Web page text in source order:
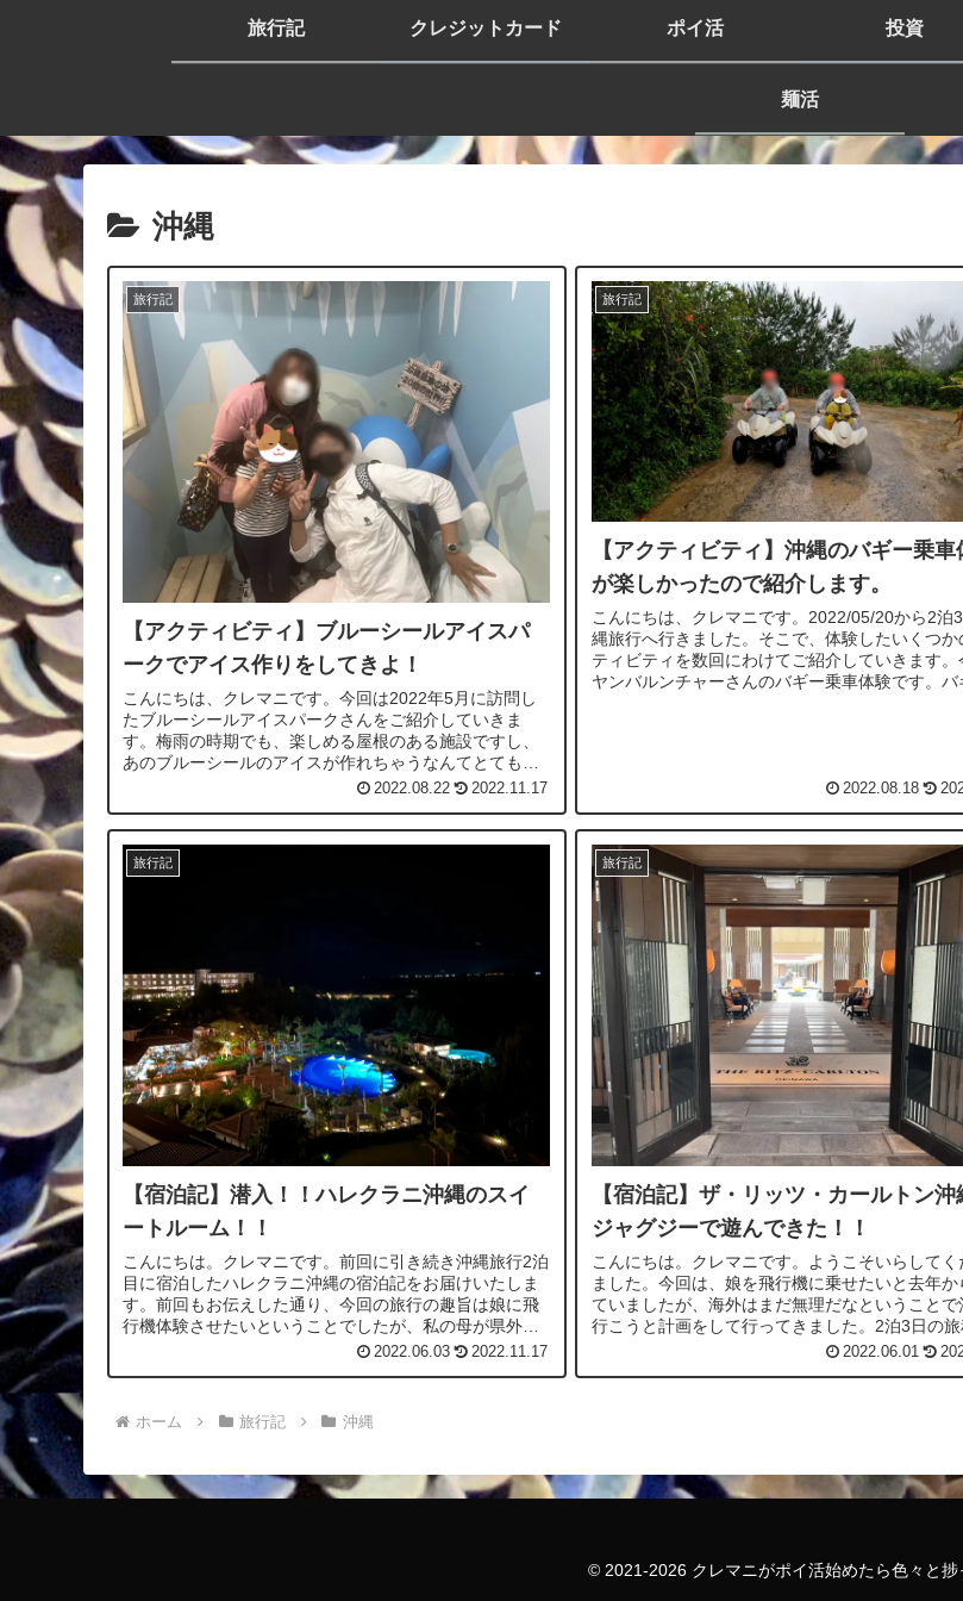
旅行記 クレジットカード ポイ活 投資
麺活
沖縄
旅行記
【アクティビティ】ブルーシールアイスパ
ークでアイス作りをしてきよ！
こんにちは、クレマニです。今回は2022年5月に訪問し
たブルーシールアイスパークさんをご紹介していきま
す。梅雨の時期でも、楽しめる屋根のある施設ですし、
あのブルーシールのアイスが作れちゃうなんてとても魅
力的だと思います。では、ご紹介していき...
2022.08.22 2022.11.17
旅行記
【アクティビティ】沖縄のバギー乗車
が楽しかったので紹介します。
こんにちは、クレマニです。2022/05/20から2泊
縄旅行へ行きました。そこで、体験したいくつか
ティビティを数回にわけてご紹介していきます。
ヤンバルンチャーさんのバギー乗車体験です。バ
2022.08.18
旅行記
【宿泊記】潜入！！ハレクラニ沖縄のスイ
ートルーム！！
こんにちは。クレマニです。前回に引き続き沖縄旅行2泊
目に宿泊したハレクラニ沖縄の宿泊記をお届けいたしま
す。前回もお伝えした通り、今回の旅行の趣旨は娘に飛
行機体験させたいということでしたが、私の母が県外に
出ていないこともあり誘ったことでファミ...
2022.06.03 2022.11.17
旅行記
【宿泊記】ザ・リッツ・カールトン沖
ジャグジーで遊んできた！！
こんにちは。クレマニです。ようこそいらしてく
ました。今回は、娘を飛行機に乗せたいと去年か
ていましたが、海外はまだ無理だなということで
行こうと計画をして行ってきました。2泊3日の旅
私の母も数年県外に出ていないこともあり...
2022.06.01
ホーム 旅行記 沖縄
© 2021-2026 クレマニがポイ活始めたら色々と捗